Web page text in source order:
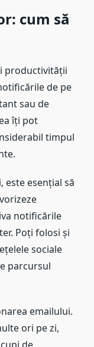
cum să
productivității
de pe
sau de
îți pot
timpul
este esențial să
notificările
Poți folosi și
sociale
parcursul
emailului.
ori pe zi,